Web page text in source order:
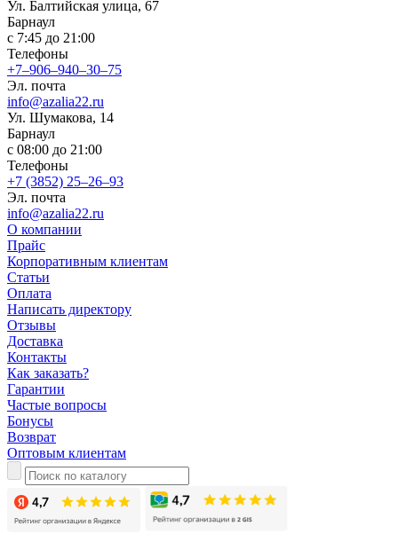
Ул. ​Балтийская улица, 67
Барнаул
с 7:45 до 21:00
Телефоны
+7‒906‒940‒30‒75
Эл. почта
info@azalia22.ru
​Ул. Шумакова, 14
Барнаул
с 08:00 до 21:00
Телефоны
+7 (3852) 25‒26‒93
Эл. почта
info@azalia22.ru
О компании
Прайс
Корпоративным клиентам
Статьи
Оплата
Написать директору
Отзывы
Доставка
Контакты
Как заказать?
Гарантии
Частые вопросы
Бонусы
Возврат
Оптовым клиентам